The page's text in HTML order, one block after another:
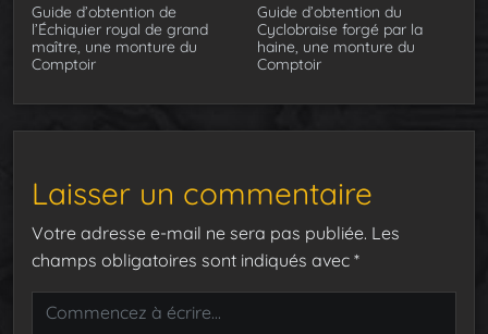
Guide d’obtention de
l’Échiquier royal de grand
maître, une monture du
Comptoir
Guide d’obtention du
Cyclobraise forgé par la
haine, une monture du
Comptoir
Laisser un commentaire
Votre adresse e-mail ne sera pas publiée. Les
champs obligatoires sont indiqués avec *